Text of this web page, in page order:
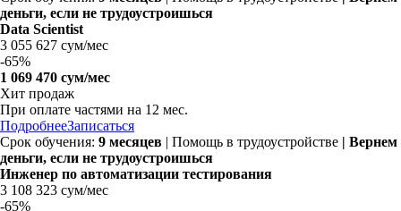
деньги, если не трудоустроишься
Data Scientist
3 055 627 сум/мес
-65%
1 069 470 сум/мес
Хит продаж
При оплате частями на 12 мес.
ПодробнееЗаписаться
Срок обучения: 9 месяцев | Помощь в трудоустройстве | Вернем
деньги, если не трудоустроишься
Инженер по автоматизации тестирования
3 108 323 сум/мес
-65%